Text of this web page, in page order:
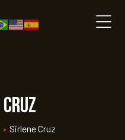
• Sirlene Cruz